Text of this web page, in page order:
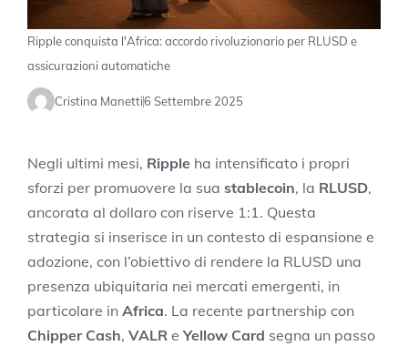
Ripple conquista l'Africa: accordo rivoluzionario per RLUSD e
assicurazioni automatiche
Cristina Manetti6 Settembre 2025
Negli ultimi mesi, Ripple ha intensificato i propri
sforzi per promuovere la sua stablecoin, la RLUSD,
ancorata al dollaro con riserve 1:1. Questa
strategia si inserisce in un contesto di espansione e
adozione, con l’obiettivo di rendere la RLUSD una
presenza ubiquitaria nei mercati emergenti, in
particolare in Africa. La recente partnership con
Chipper Cash, VALR eYellow Card segna un passo